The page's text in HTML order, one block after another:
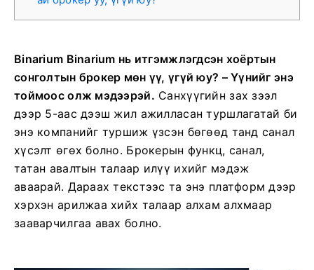
Binarium Binarium нь итгэмжлэгдсэн хоёртын
сонголтын брокер мөн үү, үгүй ​​юу? – Үүнийг энэ
тоймоос олж мэдээрэй. Санхүүгийн зах зээл
дээр 5-аас дээш жил ажилласан туршлагатай би
энэ компанийг туршиж үзсэн бөгөөд танд санал
хүсэлт өгөх болно. Брокерын функц, санал,
татан авалтын талаар илүү ихийг мэдэж
аваарай. Дараах текстээс та энэ платформ дээр
хэрхэн арилжаа хийх талаар алхам алхмаар
зааварчилгаа авах болно.